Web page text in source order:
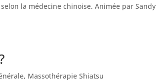
la médecine chinoise. Animée par Sandy
, Massothérapie Shiatsu